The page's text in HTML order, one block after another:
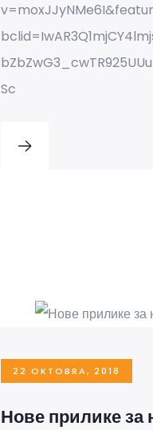
Sc
22 OKTOBRA, 2018
Нове прилике за